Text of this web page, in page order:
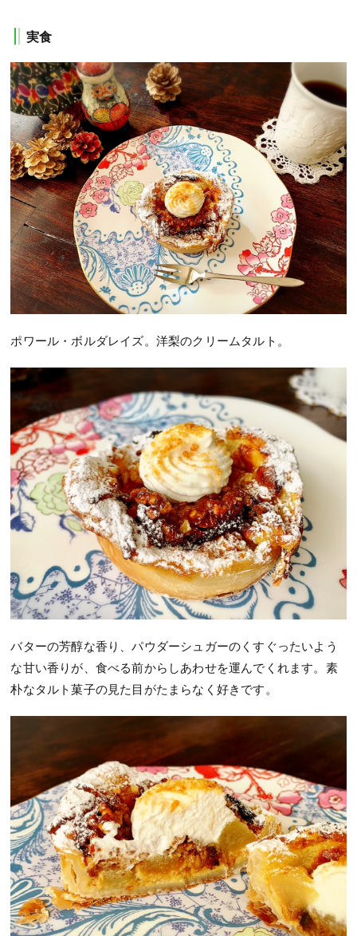
実食
ポワール・ボルダレイズ。洋梨のクリームタルト。
バターの芳醇な香り、パウダーシュガーのくすぐったいよう
な甘い香りが、食べる前からしあわせを運んでくれます。素
朴なタルト菓子の見た目がたまらなく好きです。